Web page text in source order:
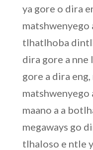
ya gore o dira
matshwenyego
tlhatlhoba
dira gore a nne
gore a dira eng,
matshwenyego
maano a a
megaways go
tlhaloso e ntle